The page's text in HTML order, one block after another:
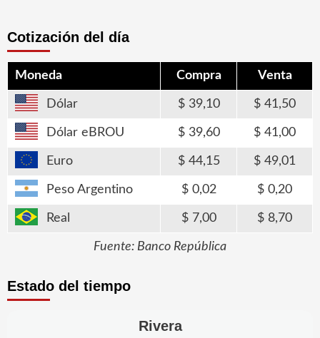
Cotización del día
Moneda Compra Venta
Dólar 39,10 41,50
Dólar eBROU 39,60 41,00
Euro 44,15 49,01
Peso Argentino 0,02 0,20
Real 7,00 8,70
Fuente: Banco República
Estado del tiempo
Rivera